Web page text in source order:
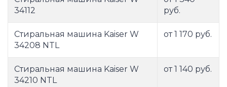
34112
руб.
Стиральная машина Kaiser W
34208 NTL
от 1 170 руб.
Стиральная машина Kaiser W
34210 NTL
от 1 140 руб.